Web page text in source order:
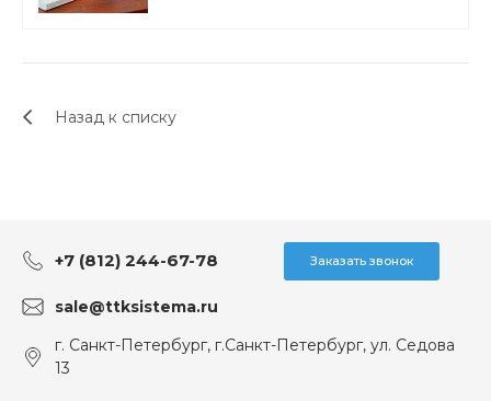
Назад к списку
+7 (812) 244-67-78 Заказать звонок
sale@ttksistema.ru
г. Санкт-Петербург, г.Санкт-Петербург, ул. Седова
13